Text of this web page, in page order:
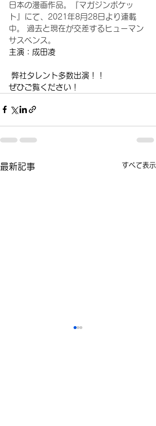
日本の漫画作品。『マガジンポケッ
ト』にて、2021年8月28日より連載
中。 過去と現在が交差するヒューマン
サスペンス。
主演：成田凌
弊社タレント多数出演！！
ぜひご覧ください！
最新記事 すべて表示